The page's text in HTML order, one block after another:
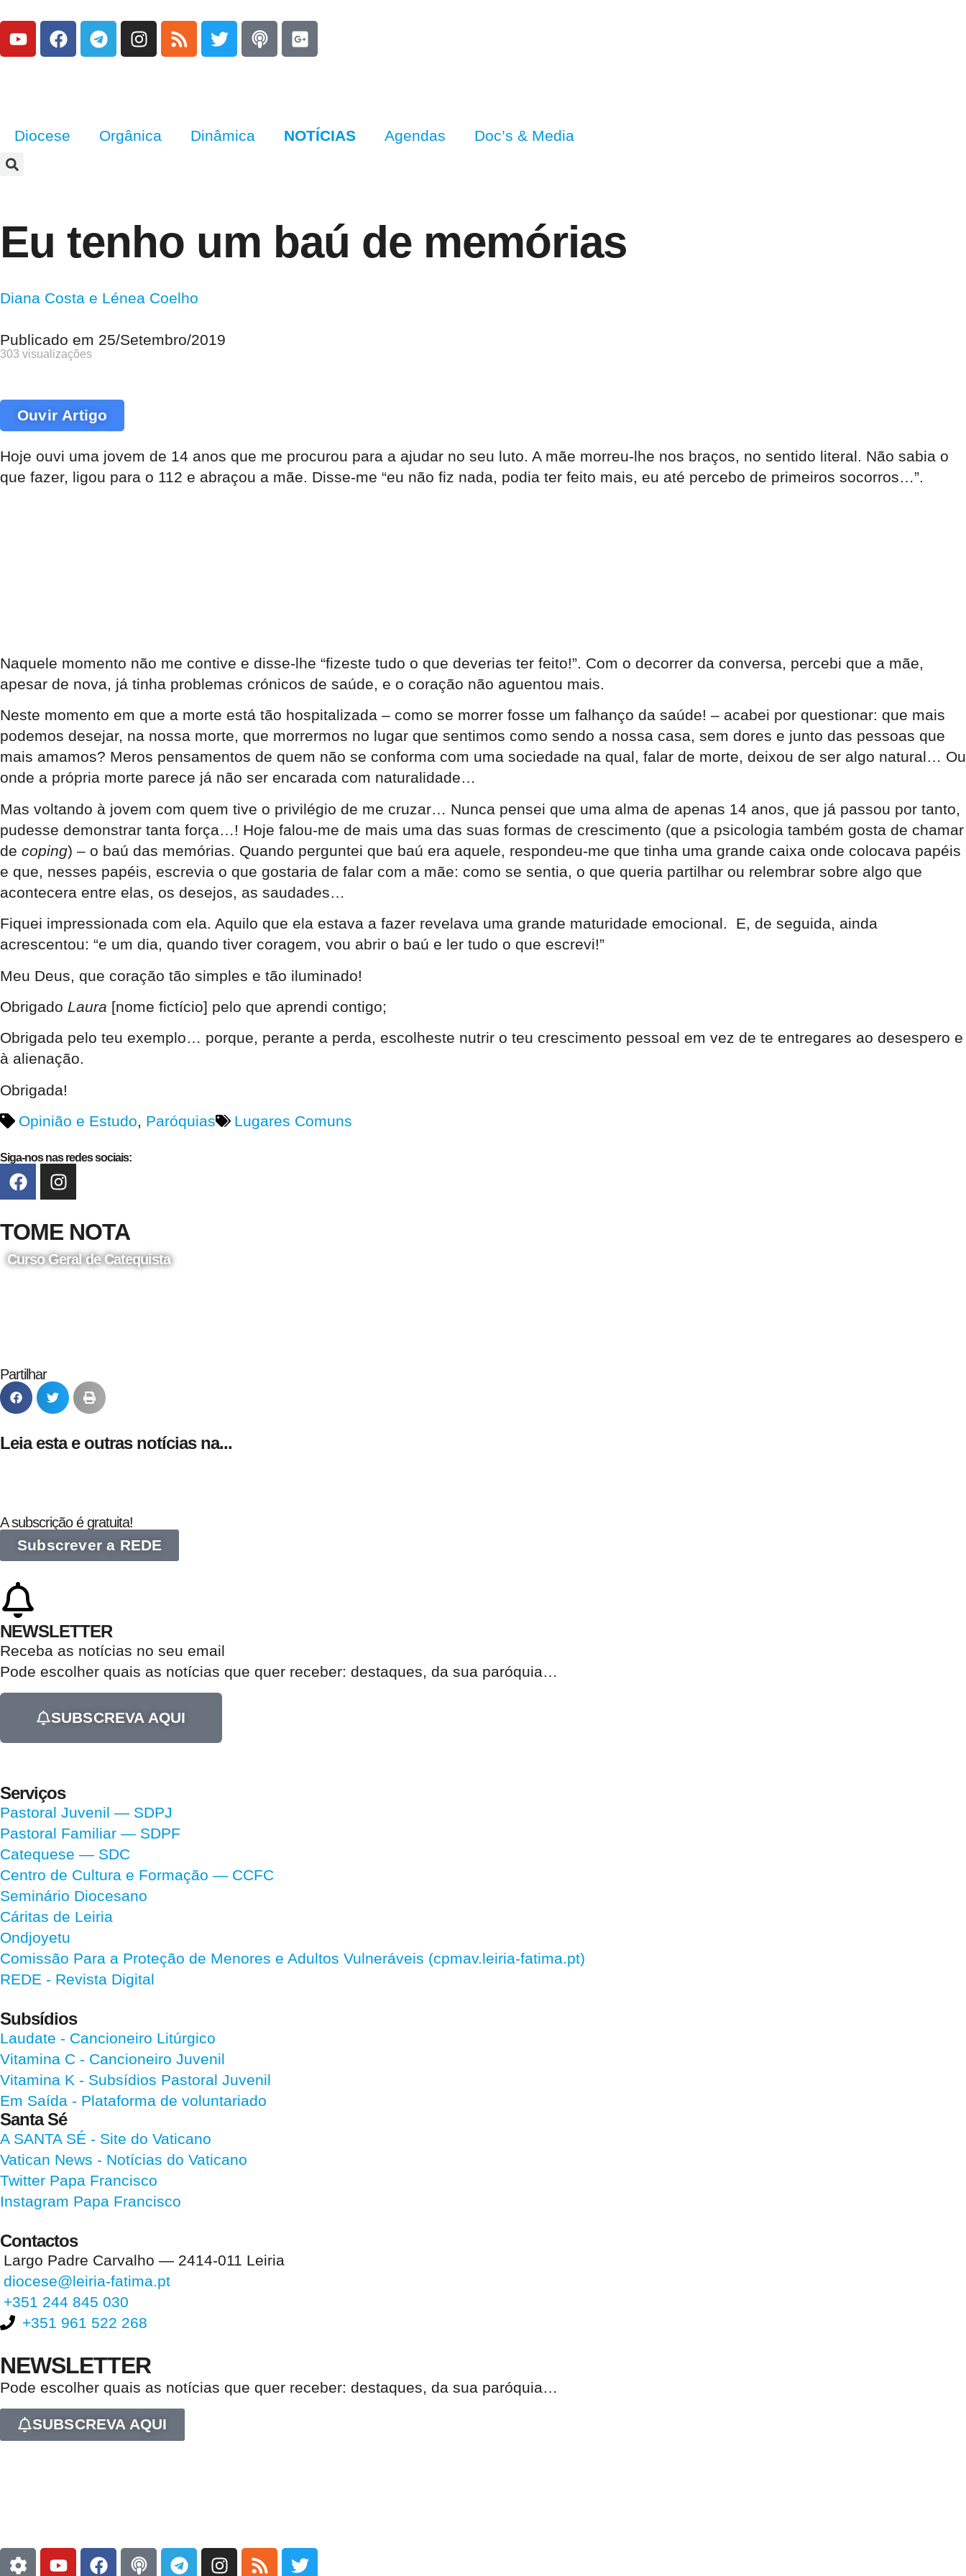
Diocese Orgânica Dinâmica NOTÍCIAS Agendas Doc’s & Media
Eu tenho um baú de memórias
Diana Costa e Lénea Coelho
Publicado em 25/Setembro/2019
303 visualizações
Ouvir Artigo
Hoje ouvi uma jovem de 14 anos que me procurou para a ajudar no seu luto. A mãe morreu-lhe nos braços, no sentido literal. Não sabia o
que fazer, ligou para o 112 e abraçou a mãe. Disse-me “eu não fiz nada, podia ter feito mais, eu até percebo de primeiros socorros…”.
Naquele momento não me contive e disse-lhe “fizeste tudo o que deverias ter feito!”. Com o decorrer da conversa, percebi que a mãe,
apesar de nova, já tinha problemas crónicos de saúde, e o coração não aguentou mais.
Neste momento em que a morte está tão hospitalizada – como se morrer fosse um falhanço da saúde! – acabei por questionar: que mais
podemos desejar, na nossa morte, que morrermos no lugar que sentimos como sendo a nossa casa, sem dores e junto das pessoas que
mais amamos? Meros pensamentos de quem não se conforma com uma sociedade na qual, falar de morte, deixou de ser algo natural… Ou
onde a própria morte parece já não ser encarada com naturalidade…
Mas voltando à jovem com quem tive o privilégio de me cruzar… Nunca pensei que uma alma de apenas 14 anos, que já passou por tanto,
pudesse demonstrar tanta força…! Hoje falou-me de mais uma das suas formas de crescimento (que a psicologia também gosta de chamar
de coping) – o baú das memórias. Quando perguntei que baú era aquele, respondeu-me que tinha uma grande caixa onde colocava papéis
e que, nesses papéis, escrevia o que gostaria de falar com a mãe: como se sentia, o que queria partilhar ou relembrar sobre algo que
acontecera entre elas, os desejos, as saudades…
Fiquei impressionada com ela. Aquilo que ela estava a fazer revelava uma grande maturidade emocional. E, de seguida, ainda
acrescentou: “e um dia, quando tiver coragem, vou abrir o baú e ler tudo o que escrevi!”
Meu Deus, que coração tão simples e tão iluminado!
Obrigado Laura [nome fictício] pelo que aprendi contigo;
Obrigada pelo teu exemplo… porque, perante a perda, escolheste nutrir o teu crescimento pessoal em vez de te entregares ao desespero e
à alienação.
Obrigada!
Opinião e Estudo, Paróquias Lugares Comuns
Siga-nos nas redes sociais:
TOME NOTA
Curso Geral de Catequista
Partilhar
Leia esta e outras notícias na...
A subscrição é gratuita!
Subscrever a REDE
NEWSLETTER
Receba as notícias no seu email​
Pode escolher quais as notícias que quer receber: destaques, da sua paróquia…
SUBSCREVA AQUI
Serviços
Pastoral Juvenil — SDPJ
Pastoral Familiar — SDPF
Catequese — SDC
Centro de Cultura e Formação — CCFC
Seminário Diocesano
Cáritas de Leiria
Ondjoyetu
Comissão Para a Proteção de Menores e Adultos Vulneráveis (cpmav.leiria-fatima.pt)
REDE - Revista Digital
Subsídios
Laudate - Cancioneiro Litúrgico
Vitamina C - Cancioneiro Juvenil
Vitamina K - Subsídios Pastoral Juvenil
Em Saída - Plataforma de voluntariado
Santa Sé
A SANTA SÉ - Site do Vaticano
Vatican News - Notícias do Vaticano
Twitter Papa Francisco
Instagram Papa Francisco
Contactos
Largo Padre Carvalho — 2414-011 Leiria
diocese@leiria-fatima.pt
+351 244 845 030
+351 961 522 268
NEWSLETTER
Pode escolher quais as notícias que quer receber: destaques, da sua paróquia…
SUBSCREVA AQUI